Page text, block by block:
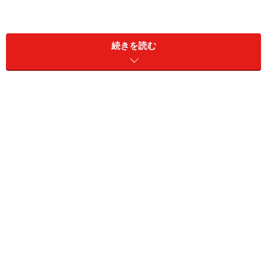
土日の生活費が足りないからコンビニで出金：220円
続きを読む